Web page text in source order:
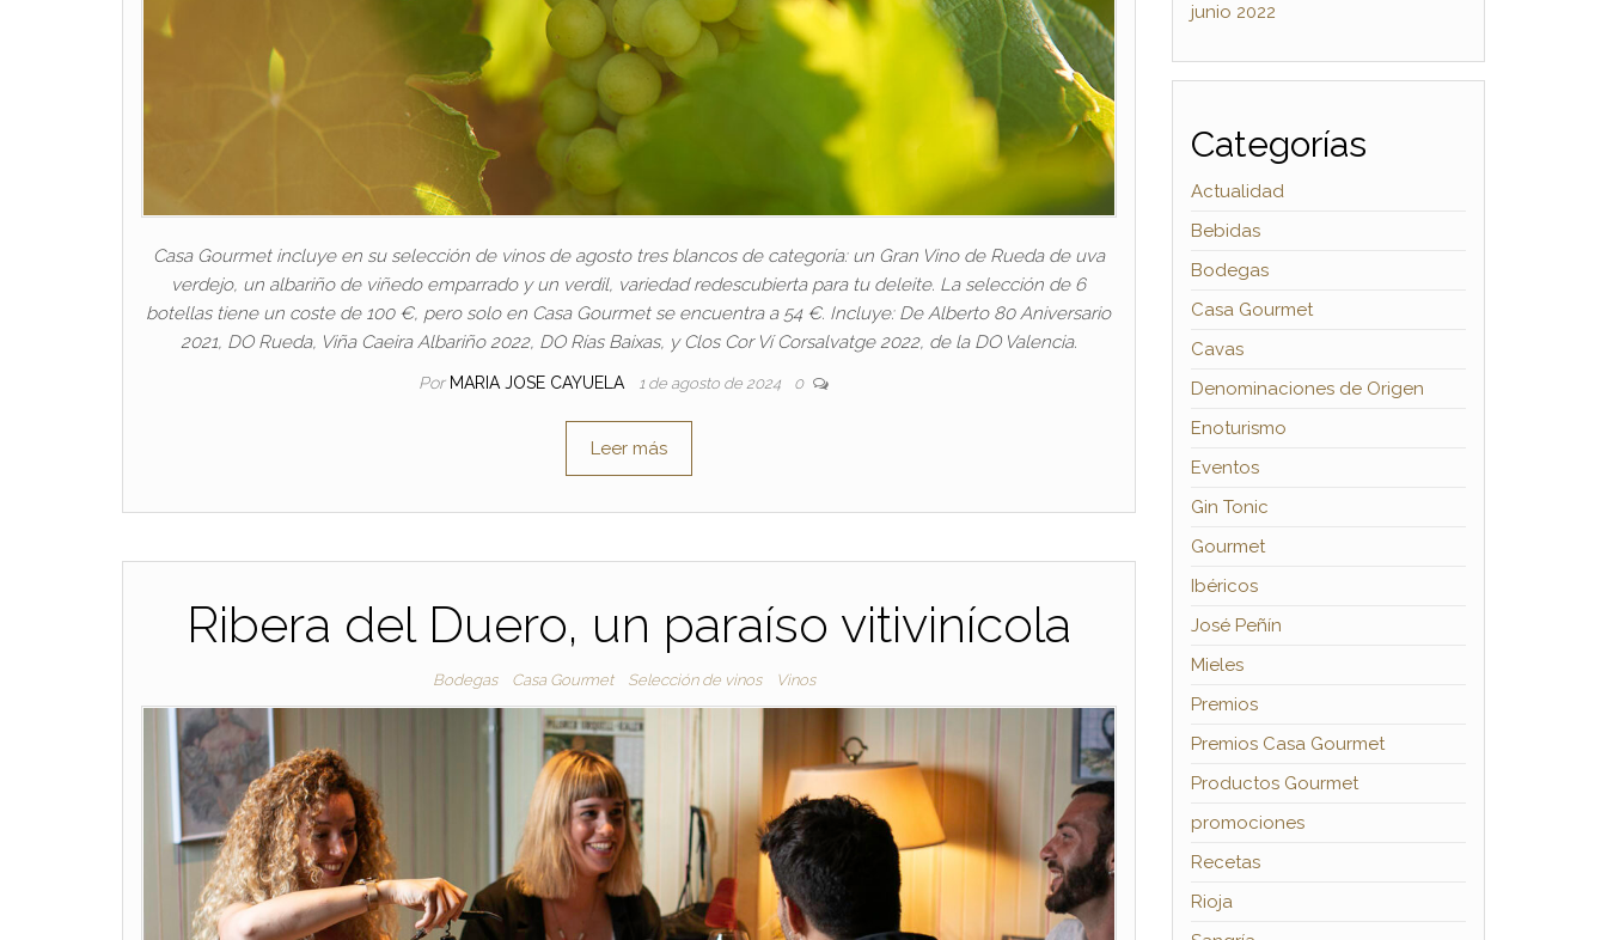
Casa Gourmet incluye en su selección de vinos de agosto tres blancos de categoría: un Gran Vino de Rueda de uva
verdejo, un albariño de viñedo emparrado y un verdil, variedad redescubierta para tu deleite. La selección de 6
botellas tiene un coste de 100 €, pero solo en Casa Gourmet se encuentra a 54 €. Incluye: De Alberto 80 Aniversario
2021, DO Rueda, Viña Caeira Albariño 2022, DO Rías Baixas, y Clos Cor Ví Corsalvatge 2022, de la DO Valencia.
Por MARIA JOSE CAYUELA 1 de agosto de 2024 0
Leer más
Ribera del Duero, un paraíso vitivinícola
Bodegas Casa Gourmet Selección de vinos Vinos
junio 2022
Categorías
Actualidad
Bebidas
Bodegas
Casa Gourmet
Cavas
Denominaciones de Origen
Enoturismo
Eventos
Gin Tonic
Gourmet
Ibéricos
José Peñín
Mieles
Premios
Premios Casa Gourmet
Productos Gourmet
promociones
Recetas
Rioja